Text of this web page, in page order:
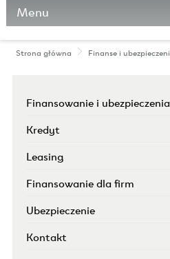
Menu
Strona główna Finanse i
Finansowanie i ubezpieczenia
Kredyt
Leasing
Finansowanie dla firm
Ubezpieczenie
Kontakt